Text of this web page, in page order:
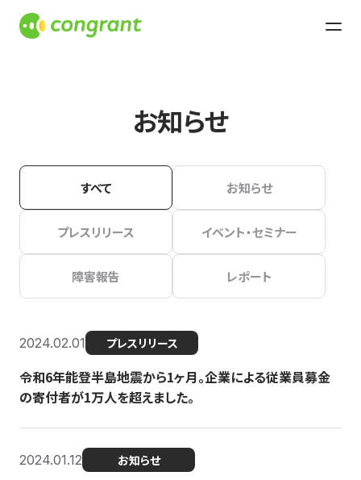
お知らせ
すべて お知らせ
プレスリリース イベント・セミナー
障害報告 レポート
2024.02.01 プレスリリース
令和6年能登半島地震から1ヶ月。企業による従業員募金
の寄付者が1万人を超えました。
2024.01.12 お知らせ